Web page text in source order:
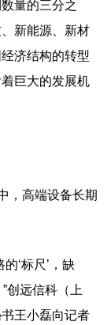
量的三分之
新能源、新材
济结构的转型
巨大的发展机
，高端设备长期
‘标尺’，缺
创远信科（上
王小磊向记者